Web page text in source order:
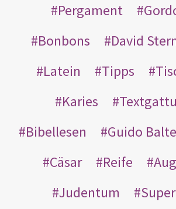
Pergament
Bonbons
David
Latein
Tipps
Karies
Bibellesen
Guido
Cäsar
Reife
Judentum